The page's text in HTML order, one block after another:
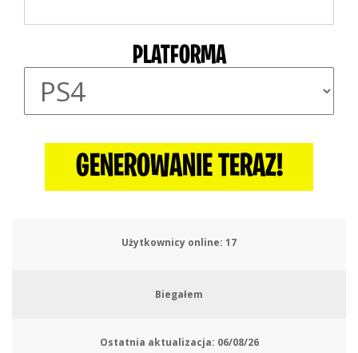
PLATFORMA
GENEROWANIE TERAZ!
Użytkownicy online: 21
Biegałem
Ostatnia aktualizacja: 06/08/26